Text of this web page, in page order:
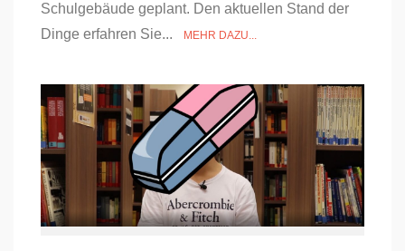
Schulgebäude geplant. Den aktuellen Stand der
Dinge erfahren Sie...
MEHR DAZU...